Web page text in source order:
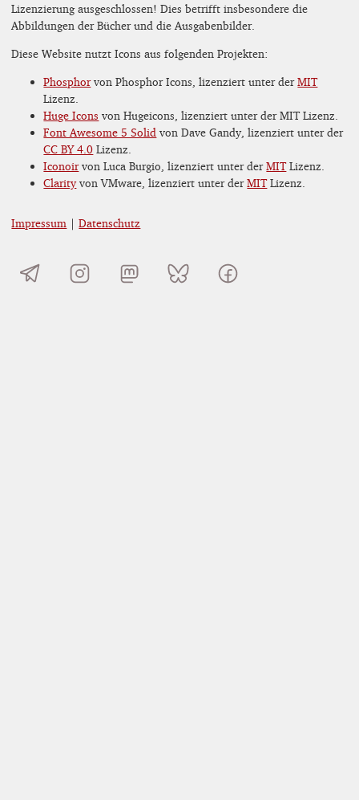
Lizenzierung ausgeschlossen! Dies betrifft insbesondere die
Abbildungen der Bücher und die Ausgabenbilder.
Diese Website nutzt Icons aus folgenden Projekten:
Phosphorvon Phosphor Icons, lizenziert unter derMIT
Lizenz.
Huge Icons von Hugeicons, lizenziert unter der MIT Lizenz.
Font Awesome 5 Solid von Dave Gandy, lizenziert unter der
CC BY 4.0 Lizenz.
Iconoirvon Luca Burgio, lizenziert unter derMITLizenz.
Clarityvon VMware, lizenziert unter derMITLizenz.
Impressum |Datenschutz